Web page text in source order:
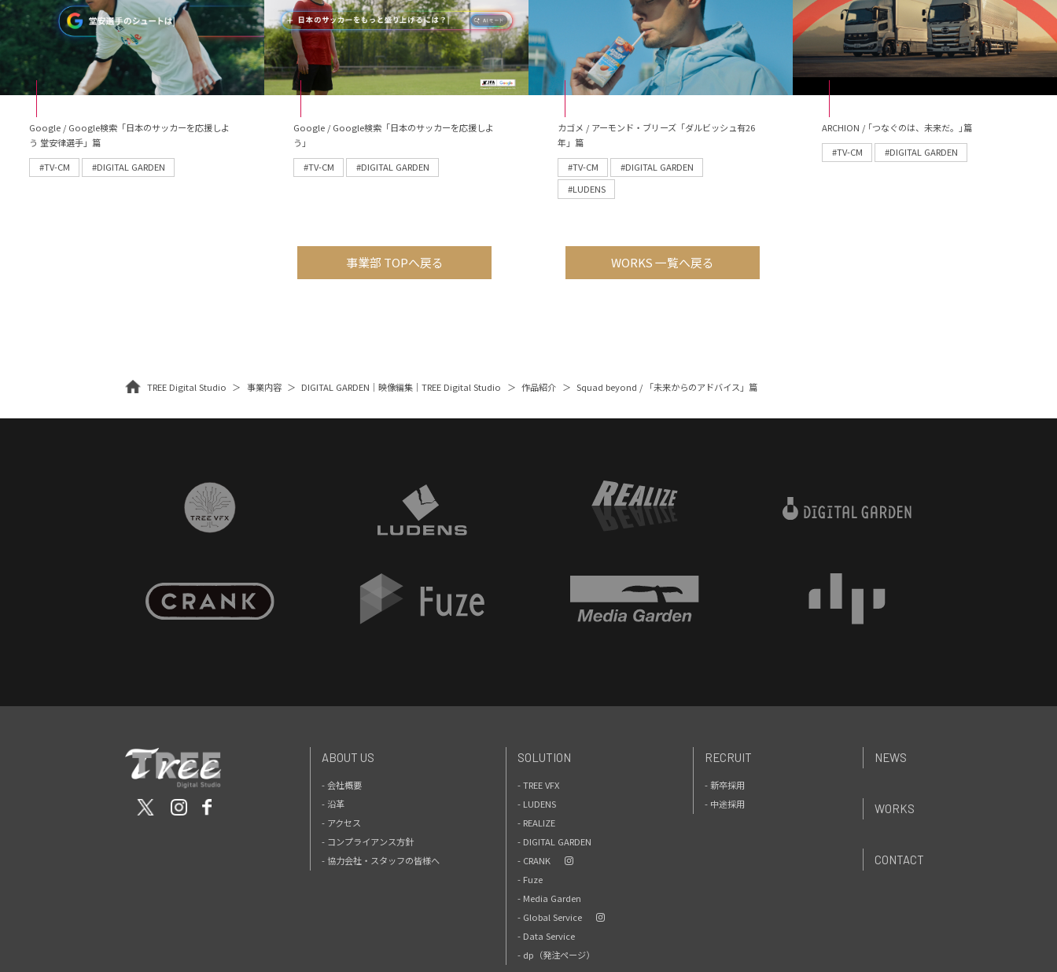
Google / Google検索「日本のサッカーを応援しよ
う 堂安律選手」篇
#TV-CM
#DIGITAL GARDEN
Google / Google検索「日本のサッカーを応援しよ
う」
#TV-CM
#DIGITAL GARDEN
カゴメ / アーモンド・ブリーズ「ダルビッシュ有26
年」篇
#TV-CM
#DIGITAL GARDEN
#LUDENS
ARCHION / ｢つなぐのは、未来だ。｣篇
#TV-CM
#DIGITAL GARDEN
事業部 TOPへ戻る WORKS 一覧へ戻る
TREE Digital Studio 事業内容 DIGITAL GARDEN｜映像編集｜TREE Digital Studio 作品紹介 Squad beyond / 「未来からのアドバイス」篇
ABOUT US
- 会社概要
- 沿革
- アクセス
- コンプライアンス方針
- 協力会社・スタッフの皆様へ
SOLUTION
- TREE VFX
- LUDENS
- REALIZE
- DIGITAL GARDEN
- CRANK
- Fuze
- Media Garden
- Global Service
- Data Service
- dp（発注ページ）
RECRUIT
- 新卒採用
- 中途採用
NEWS
WORKS
CONTACT